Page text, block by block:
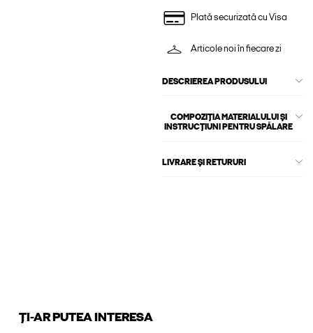
Plată securizată cu Visa
Articole noi în fiecare zi
DESCRIEREA PRODUSULUI
COMPOZIȚIA MATERIALULUI ȘI
INSTRUCȚIUNI PENTRU SPĂLARE
LIVRARE ȘI RETURURI
ȚI-AR PUTEA INTERESA